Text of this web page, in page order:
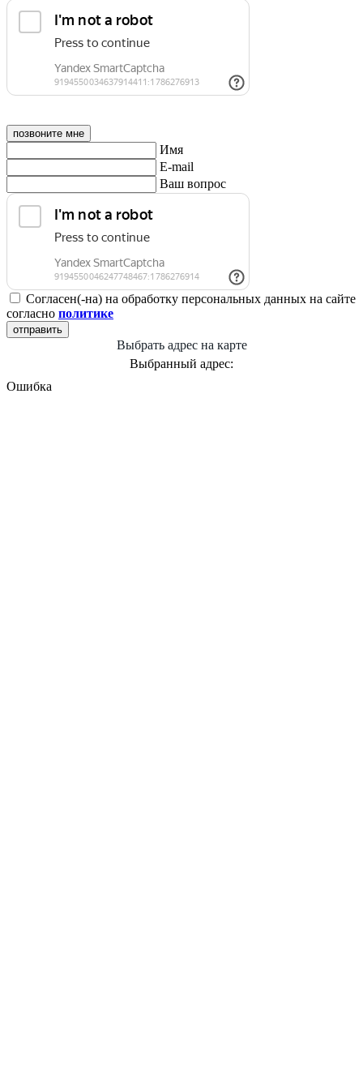
позвоните мне
Имя
E-mail
Ваш вопрос
Согласен(-на) на обработку персональных данных на сайте
согласно политике
отправить
Выбрать адрес на карте
Выбранный адрес:
Ошибка